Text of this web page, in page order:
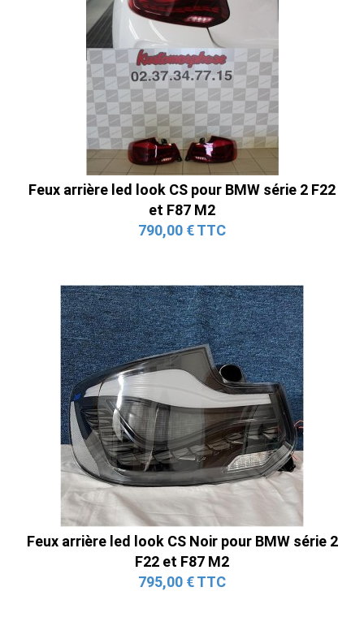
Feux arrière led look CS pour BMW série 2 F22
et F87 M2
790,00 € TTC
Feux arrière led look CS Noir pour BMW série 2
F22 et F87 M2
795,00 € TTC